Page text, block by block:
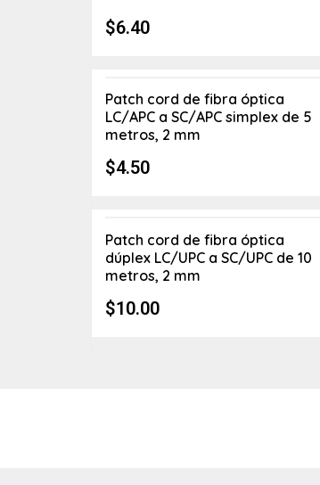
$6.40
Patch cord de fibra óptica
LC/APC a SC/APC simplex de 5
metros, 2 mm
$4.50
Patch cord de fibra óptica
dúplex LC/UPC a SC/UPC de 10
metros, 2 mm
$10.00